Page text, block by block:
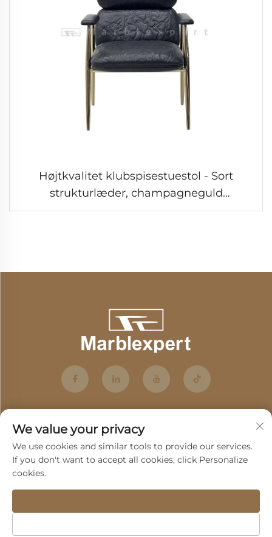
Højtkvalitet klubspisestuestol - Sort
strukturlæder, champagneguld
højskinnende stålramme, høj ryg til
We value your privacy
We use cookies and similar tools to provide our services.
If you don't want to accept all cookies, click Personalize
cookies.